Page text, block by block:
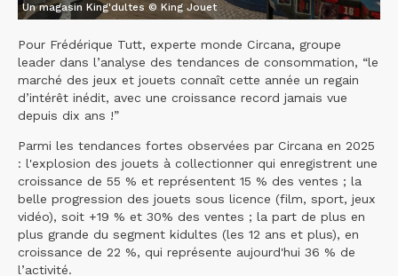
Un magasin King'dultes © King Jouet
Pour Frédérique Tutt, experte monde Circana, groupe
leader dans l’analyse des tendances de consommation, “le
marché des jeux et jouets connaît cette année un regain
d’intérêt inédit, avec une croissance record jamais vue
depuis dix ans !”
Parmi les tendances fortes observées par Circana en 2025
: l'explosion des jouets à collectionner qui enregistrent une
croissance de 55 % et représentent 15 % des ventes ; la
belle progression des jouets sous licence (film, sport, jeux
vidéo), soit +19 % et 30% des ventes ; la part de plus en
plus grande du segment kidultes (les 12 ans et plus), en
croissance de 22 %, qui représente aujourd'hui 36 % de
l’activité.